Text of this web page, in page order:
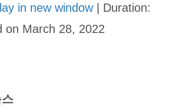
in new window| Duration:
on March 28, 2022